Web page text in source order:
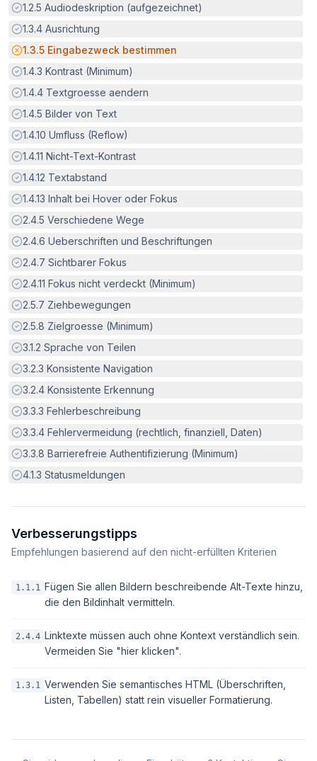
Erfüllt:
1.2.5 Audiodeskription (aufgezeichnet)
Erfüllt:
1.3.4 Ausrichtung
Potenzielle Barriere:
1.3.5 Eingabezweck bestimmen
Erfüllt:
1.4.3 Kontrast (Minimum)
Erfüllt:
1.4.4 Textgroesse aendern
Erfüllt:
1.4.5 Bilder von Text
Erfüllt:
1.4.10 Umfluss (Reflow)
Erfüllt:
1.4.11 Nicht-Text-Kontrast
Erfüllt:
1.4.12 Textabstand
Erfüllt:
1.4.13 Inhalt bei Hover oder Fokus
Erfüllt:
2.4.5 Verschiedene Wege
Erfüllt:
2.4.6 Ueberschriften und Beschriftungen
Erfüllt:
2.4.7 Sichtbarer Fokus
Erfüllt:
2.4.11 Fokus nicht verdeckt (Minimum)
Erfüllt:
2.5.7 Ziehbewegungen
Erfüllt:
2.5.8 Zielgroesse (Minimum)
Erfüllt:
3.1.2 Sprache von Teilen
Erfüllt:
3.2.3 Konsistente Navigation
Erfüllt:
3.2.4 Konsistente Erkennung
Erfüllt:
3.3.3 Fehlerbeschreibung
Erfüllt:
3.3.4 Fehlervermeidung (rechtlich, finanziell, Daten)
Erfüllt:
3.3.8 Barrierefreie Authentifizierung (Minimum)
Erfüllt:
4.1.3 Statusmeldungen
Verbesserungstipps
Empfehlungen basierend auf den nicht-erfüllten Kriterien
1.1.1 Fügen Sie allen Bildern beschreibende Alt-Texte hinzu,
die den Bildinhalt vermitteln.
2.4.4 Linktexte müssen auch ohne Kontext verständlich sein.
Vermeiden Sie "hier klicken".
1.3.1 Verwenden Sie semantisches HTML (Überschriften,
Listen, Tabellen) statt rein visueller Formatierung.